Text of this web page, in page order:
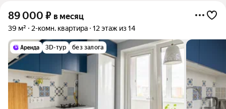
89 000 ₽ в месяц
39 м² 2-комн. квартира 12 этаж из 14
3D-тур без залога